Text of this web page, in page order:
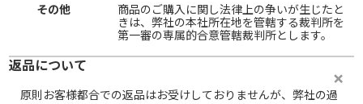
その他
商品のご購入に関し法律上の争いが生じたと
きは、弊社の本社所在地を管轄する裁判所を
第一審の専属的合意管轄裁判所とします。
返品について
原則お客様都合での返品はお受けしておりませんが、弊社の過